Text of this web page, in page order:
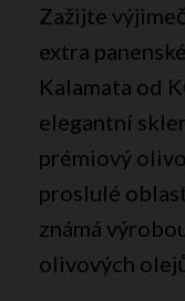
Zažijte
extra
Kalamata od
elegantní
prémiový
proslulé
známá
olivových